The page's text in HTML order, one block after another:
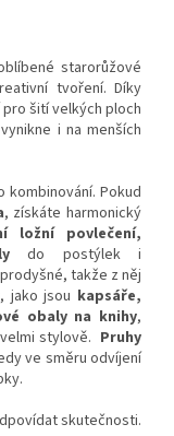
starorůžové
tvoření. Díky
šití velkých ploch
i na menších
Pokud
, získáte harmonický
ložní povlečení,
do postýlek i
takže z něj
jako jsou kapsáře,
obaly na knihy,
stylově. Pruhy
ve směru odvíjení
skutečnosti.